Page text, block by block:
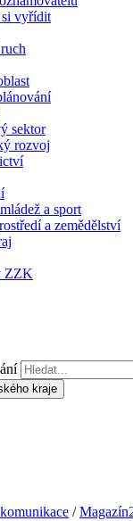
vyřídit
sektor
rozvoj
a sport
a zemědělství
ZZK
/